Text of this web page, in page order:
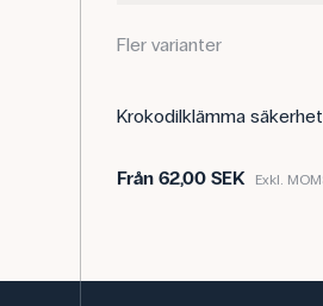
Fler varianter
Krokodilklämma
Från62,00 SEK Exkl.